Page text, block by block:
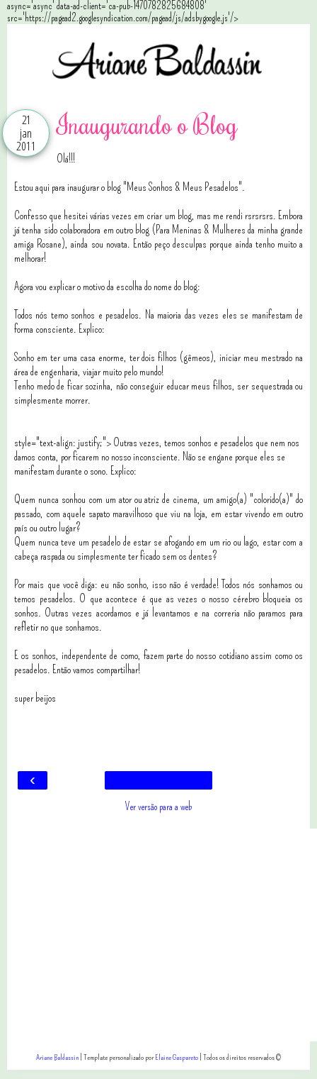
async='async' data-ad-client='ca-pub-1470782825684808'
src='https://pagead2.googlesyndication.com/pagead/js/adsbygoogle.js'/>
21
jan
2011
Inaugurando o Blog
Olá!!!
Estou aqui para inaugurar o blog "Meus Sonhos & Meus Pesadelos".
Confesso que hesitei várias vezes em criar um blog, mas me rendi rsrsrsrs. Embora
já tenha sido colaboradora em outro blog (Para Meninas & Mulheres da minha grande
amiga Rosane), ainda sou novata. Então peço desculpas porque ainda tenho muito a
melhorar!
Agora vou explicar o motivo da escolha do nome do blog:
Todos nós temo sonhos e pesadelos. Na maioria das vezes eles se manifestam de
forma consciente. Explico:
Sonho em ter uma casa enorme, ter dois filhos (gêmeos), iniciar meu mestrado na
área de engenharia, viajar muito pelo mundo!
Tenho medo de ficar sozinha, não conseguir educar meus filhos, ser sequestrada ou
simplesmente morrer.
style="text-align: justify;"> Outras vezes, temos sonhos e pesadelos que nem nos
damos conta, por ficarem no nosso inconsciente. Não se engane porque eles se
manifestam durante o sono. Explico:
Quem nunca sonhou com um ator ou atriz de cinema, um amigo(a) "colorido(a)" do
passado, com aquele sapato maravilhoso que viu na loja, em estar vivendo em outro
país ou outro lugar?
Quem nunca teve um pesadelo de estar se afogando em um rio ou lago, estar com a
cabeça raspada ou simplesmente ter ficado sem os dentes?
Por mais que você diga: eu não sonho, isso não é verdade! Todos nós sonhamos ou
temos pesadelos. O que acontece é que as vezes o nosso cérebro bloqueia os
sonhos. Outras vezes acordamos e já levantamos e na correria não paramos para
refletir no que sonhamos.
E os sonhos, independente de como, fazem parte do nosso cotidiano assim como os
pesadelos. Então vamos compartilhar!
super beijos
‹
Ver versão para a web
Ariane Baldassin| Template personalizado porElaine Gaspareto| Todos os direitos reservados ©